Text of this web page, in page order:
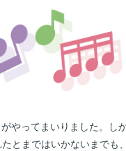
やってまいりました。し
とまではいかないまでも